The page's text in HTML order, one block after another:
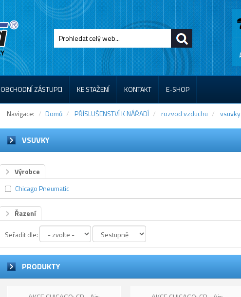
OBCHODNÍ ZÁSTUPCI KE STAŽENÍ KONTAKT E-SHOP
Navigace: Domů PŘÍSLUŠENSTVÍ K NÁŘADÍ rozvod vzduchu vsuvky
VSUVKY
Výrobce
Chicago Pneumatic
Řazení
Seřadit dle:
PRODUKTY